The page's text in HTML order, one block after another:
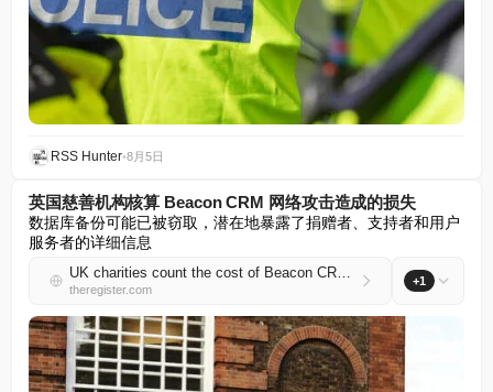
RSS Hunter•8月5日
英国慈善机构核算 Beacon CRM 网络攻击造成的损失
数据库备份可能已被窃取，潜在地暴露了捐赠者、支持者和用户
服务者的详细信息
UK charities count the cost of Beacon CRM cyberattack
theregister.com
+1